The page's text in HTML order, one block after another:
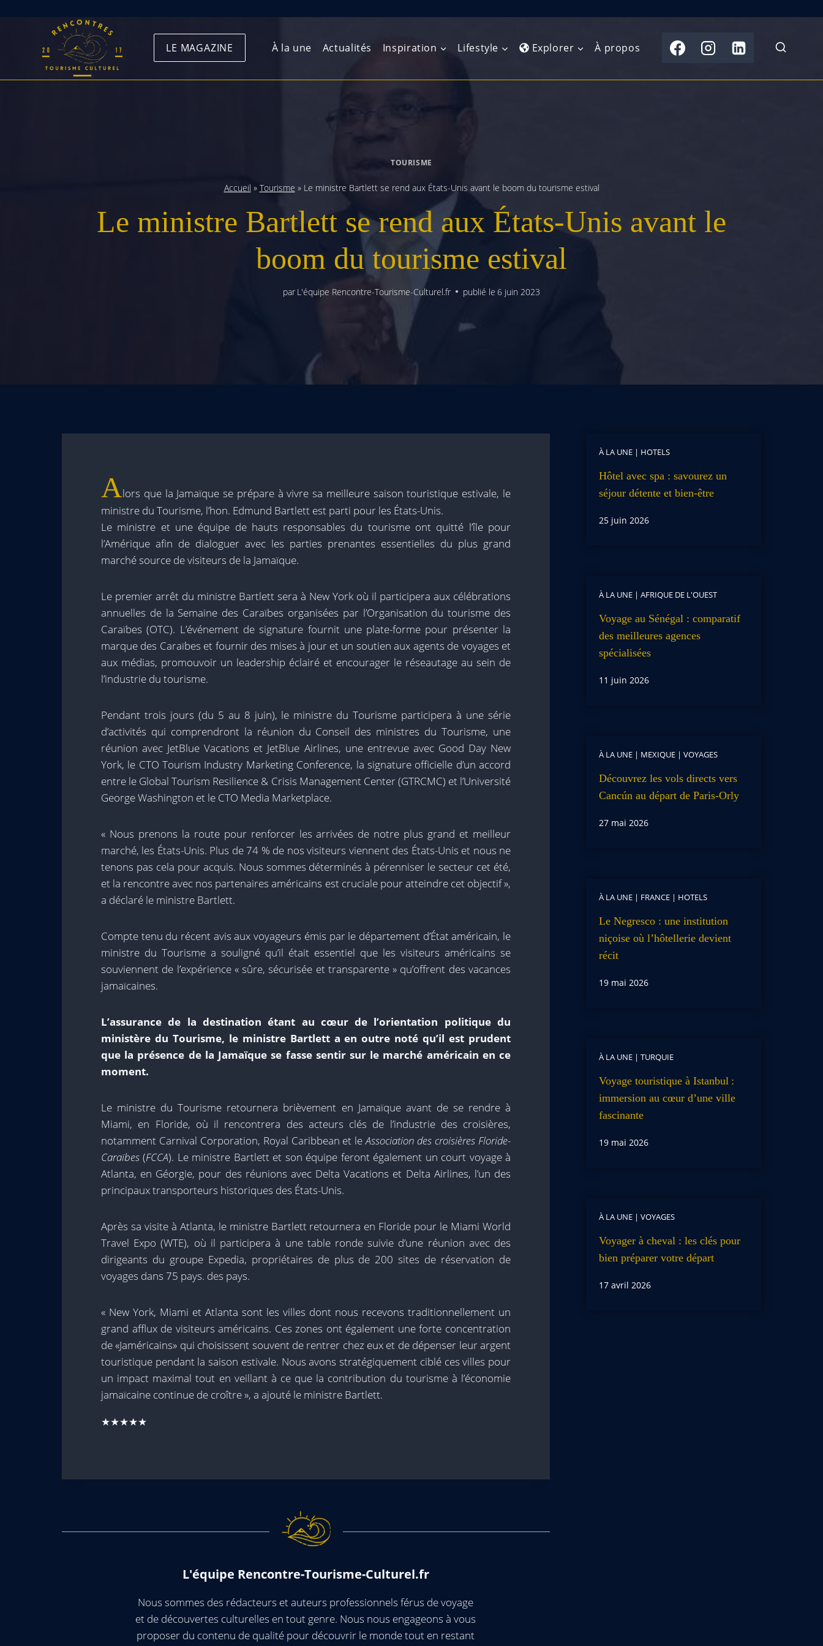
LE MAGAZINE À la une Actualités Inspiration Lifestyle Explorer
Balkans
Amérique du Sud
Afrique de l’Est
Afrique australe
À propos
TOURISME
Accueil » Tourisme » Le ministre Bartlett se rend aux États-Unis avant le boom du tourisme estival
Le ministre Bartlett se rend aux États-Unis avant le
boom du tourisme estival
par L'équipe Rencontre-Tourisme-Culturel.fr publié le 6 juin 2023
Alors que la Jamaïque se prépare à vivre sa meilleure saison touristique estivale, le
ministre du Tourisme, l’hon. Edmund Bartlett est parti pour les États-Unis.
Le ministre et une équipe de hauts responsables du tourisme ont quitté l’île pour
l’Amérique afin de dialoguer avec les parties prenantes essentielles du plus grand
marché source de visiteurs de la Jamaïque.
Le premier arrêt du ministre Bartlett sera à New York où il participera aux célébrations
annuelles de la Semaine des Caraïbes organisées par l’Organisation du tourisme des
Caraïbes (OTC). L’événement de signature fournit une plate-forme pour présenter la
marque des Caraïbes et fournir des mises à jour et un soutien aux agents de voyages et
aux médias, promouvoir un leadership éclairé et encourager le réseautage au sein de
l’industrie du tourisme.
Pendant trois jours (du 5 au 8 juin), le ministre du Tourisme participera à une série
d’activités qui comprendront la réunion du Conseil des ministres du Tourisme, une
réunion avec JetBlue Vacations et JetBlue Airlines, une entrevue avec Good Day New
York, le CTO Tourism Industry Marketing Conference, la signature officielle d’un accord
entre le Global Tourism Resilience & Crisis Management Center (GTRCMC) et l’Université
George Washington et le CTO Media Marketplace.
« Nous prenons la route pour renforcer les arrivées de notre plus grand et meilleur
marché, les États-Unis. Plus de 74 % de nos visiteurs viennent des États-Unis et nous ne
tenons pas cela pour acquis. Nous sommes déterminés à pérenniser le secteur cet été,
et la rencontre avec nos partenaires américains est cruciale pour atteindre cet objectif »,
a déclaré le ministre Bartlett.
Compte tenu du récent avis aux voyageurs émis par le département d’État américain, le
ministre du Tourisme a souligné qu’il était essentiel que les visiteurs américains se
souviennent de l’expérience « sûre, sécurisée et transparente » qu’offrent des vacances
jamaïcaines.
L’assurance de la destination étant au cœur de l’orientation politique du
ministère du Tourisme, le ministre Bartlett a en outre noté qu’il est prudent
que la présence de la Jamaïque se fasse sentir sur le marché américain en ce
moment.
Le ministre du Tourisme retournera brièvement en Jamaïque avant de se rendre à
Miami, en Floride, où il rencontrera des acteurs clés de l’industrie des croisières,
notamment Carnival Corporation, Royal Caribbean et leAssociation des croisières Floride-
Caraïbes (FCCA). Le ministre Bartlett et son équipe feront également un court voyage à
Atlanta, en Géorgie, pour des réunions avec Delta Vacations et Delta Airlines, l’un des
principaux transporteurs historiques des États-Unis.
Après sa visite à Atlanta, le ministre Bartlett retournera en Floride pour le Miami World
Travel Expo (WTE), où il participera à une table ronde suivie d’une réunion avec des
dirigeants du groupe Expedia, propriétaires de plus de 200 sites de réservation de
voyages dans 75 pays. des pays.
« New York, Miami et Atlanta sont les villes dont nous recevons traditionnellement un
grand afflux de visiteurs américains. Ces zones ont également une forte concentration
de «Jaméricains» qui choisissent souvent de rentrer chez eux et de dépenser leur argent
touristique pendant la saison estivale. Nous avons stratégiquement ciblé ces villes pour
un impact maximal tout en veillant à ce que la contribution du tourisme à l’économie
jamaïcaine continue de croître », a ajouté le ministre Bartlett.
★★★★★
L'équipe Rencontre-Tourisme-Culturel.fr
Nous sommes des rédacteurs et auteurs professionnels férus de voyage
et de découvertes culturelles en tout genre. Nous nous engageons à vous
proposer du contenu de qualité pour découvrir le monde tout en restant
À LA UNE| HOTELS
Hôtel avec spa : savourez un
séjour détente et bien-être
25 juin 2026
À LA UNE| AFRIQUE DE L'OUEST
Voyage au Sénégal : comparatif
des meilleures agences
spécialisées
11 juin 2026
À LA UNE| MEXIQUE| VOYAGES
Découvrez les vols directs vers
Cancún au départ de Paris-Orly
27 mai 2026
À LA UNE| FRANCE| HOTELS
Le Negresco : une institution
niçoise où l’hôtellerie devient
récit
19 mai 2026
À LA UNE| TURQUIE
Voyage touristique à Istanbul :
immersion au cœur d’une ville
fascinante
19 mai 2026
À LA UNE| VOYAGES
Voyager à cheval : les clés pour
bien préparer votre départ
17 avril 2026